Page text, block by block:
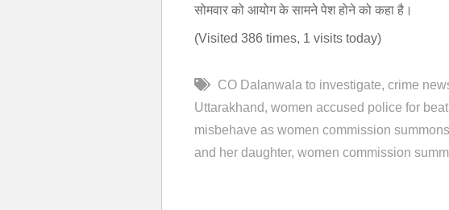
सोमवार को आयोग के सामने पेश होने को कहा है।
(Visited 386 times, 1 visits today)
CO Dalanwala to investigate crime
Uttarakhand women accused police for
misbehave as women commission
and her daughter women commission